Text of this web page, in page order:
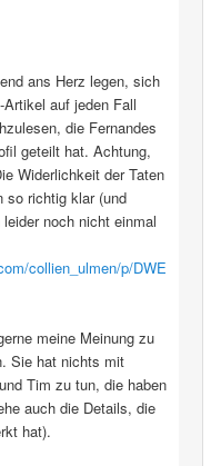
ans Herz legen, sich
auf jeden Fall
die Fernandes
geteilt hat. Achtung,
Widerlichkeit der Taten
so richtig klar (und
noch nicht einmal
collien_ulmen/p/DWE
meine Meinung zu
Sie hat nichts mit
Tim zu tun, die haben
auch die Details, die
hat).